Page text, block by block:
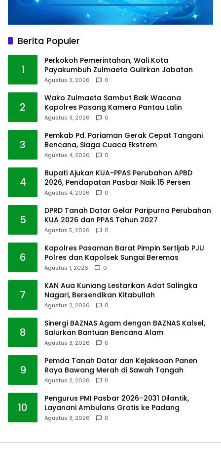
Berita Populer
1
Perkokoh Pemerintahan, Wali Kota
Payakumbuh Zulmaeta Gulirkan Jabatan
Agustus 3, 2026 0
2
Wako Zulmaeta Sambut Baik Wacana
Kapolres Pasang Kamera Pantau Lalin
Agustus 3, 2026 0
3
Pemkab Pd. Pariaman Gerak Cepat Tangani
Bencana, Siaga Cuaca Ekstrem
Agustus 4, 2026 0
4
Bupati Ajukan KUA-PPAS Perubahan APBD
2026, Pendapatan Pasbar Naik 15 Persen
Agustus 4, 2026 0
5
DPRD Tanah Datar Gelar Paripurna Perubahan
KUA 2026 dan PPAS Tahun 2027
Agustus 5, 2026 0
6
Kapolres Pasaman Barat Pimpin Sertijab PJU
Polres dan Kapolsek Sungai Beremas
Agustus 1, 2026 0
7
KAN Aua Kuniang Lestarikan Adat Salingka
Nagari, Bersendikan Kitabullah
Agustus 2, 2026 0
8
Sinergi BAZNAS Agam dengan BAZNAS Kalsel,
Salurkan Bantuan Bencana Alam
Agustus 3, 2026 0
9
Pemda Tanah Datar dan Kejaksaan Panen
Raya Bawang Merah di Sawah Tangah
Agustus 2, 2026 0
10
Pengurus PMI Pasbar 2026–2031 Dilantik,
Layanani Ambulans Gratis ke Padang
Agustus 3, 2026 0